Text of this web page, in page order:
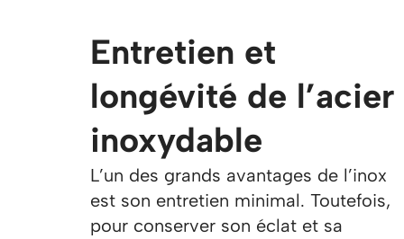
Entretien et
longévité de l’acier
inoxydable
L’un des grands avantages de l’inox
est son entretien minimal. Toutefois,
pour conserver son éclat et sa